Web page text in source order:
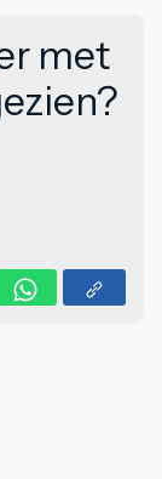
met